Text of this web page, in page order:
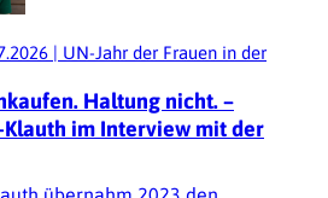
| UN-Jahr der Frauen in der
Haltung nicht. –
im Interview mit der